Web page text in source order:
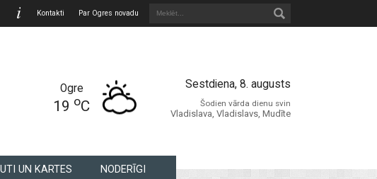
Kontakti Par Ogres novadu
Ogre
19 oC
Sestdiena, 8. augusts
Šodien vārda dienu svin
Vladislava, Vladislavs, Mudīte
UN KARTES NODERĪGI